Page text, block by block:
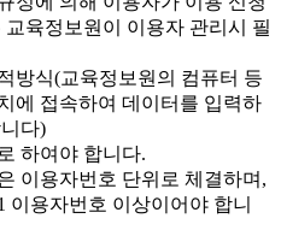
교육정보원이 이용자 관리시 필
방식(교육정보원의 컴퓨터 등
에 접속하여 데이터를 입력하
다)
하여야 합니다.
이용자번호 단위로 체결하며,
이용자번호 이상이어야 합니